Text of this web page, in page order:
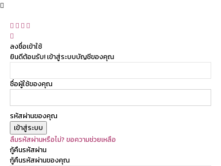
ลงชื่อเข้าใช้
ยินดีต้อนรับ! เข้าสู่ระบบบัญชีของคุณ
ชื่อผู้ใช้ของคุณ
รหัสผ่านของคุณ
ลืมรหัสผ่านหรือไม่? ขอความช่วยเหลือ
กู้คืนรหัสผ่าน
กู้คืนรหัสผ่านของคุณ